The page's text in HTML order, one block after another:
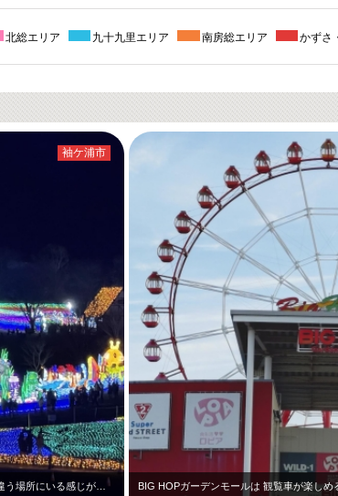
北総エリア 九十九里エリア 南房総エリア かずさ
袖ケ浦市
BIG HOPガーデンモールは 観覧車が楽し